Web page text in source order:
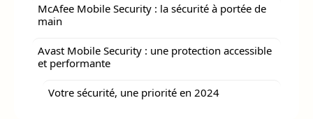
McAfee Mobile Security : la sécurité à portée de
main
Avast Mobile Security : une protection accessible
et performante
Votre sécurité, une priorité en 2024